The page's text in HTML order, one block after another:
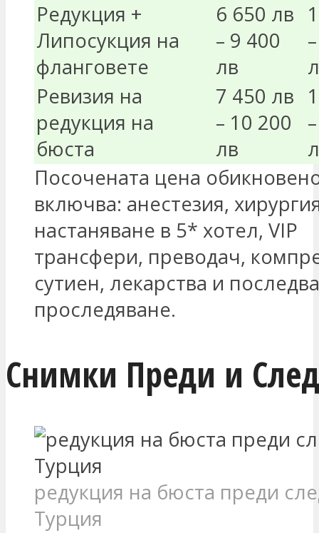
Редукция +
Липосукция на
фланговете
6 650 лв
– 9 400
лв
Ревизия на
редукция на
бюста
7 450 лв
– 10 200
лв
Посочената цена
включва: анестезия,
настаняване в 5* хотел, VIP
трансфери, преводач,
сутиен, лекарства и
проследяване.
Снимки Преди и След
редукция на бюста преди
Турция